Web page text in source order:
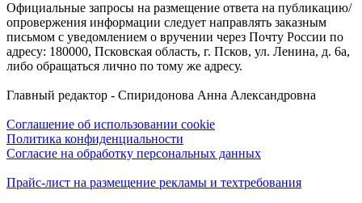
Официальные запросы на размещение ответа на публикацию/
опровержения информации следует направлять заказным
письмом с уведомлением о вручении через Почту России по
адресу: 180000, Псковская область, г. Псков, ул. Ленина, д. 6а,
либо обращаться лично по тому же адресу.
Главный редактор - Спиридонова Анна Александровна
Соглашение об использовании cookie
Политика конфиденциальности
Согласие на обработку персональных данных
Прайс-лист на размещение рекламы и техтребования